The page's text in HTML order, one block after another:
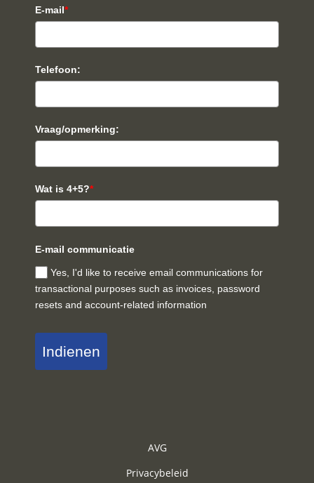
E-mail*
Telefoon:
Vraag/opmerking:
Wat is 4+5?*
E-mail communicatie
Yes, I'd like to receive email communications for
transactional purposes such as invoices, password
resets and account-related information
Indienen
AVG
Privacybeleid